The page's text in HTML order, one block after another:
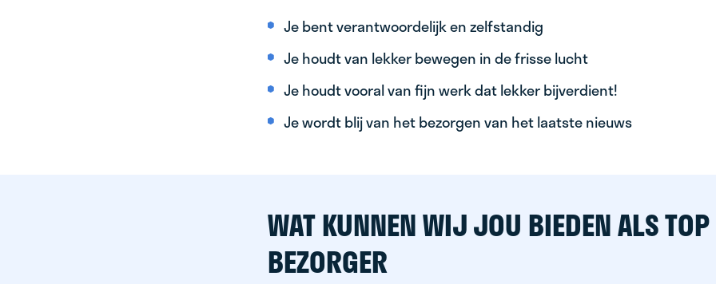
Je bent verantwoordelijk en zelfstandig
Je houdt van lekker bewegen in de frisse lucht
Je houdt vooral van fijn werk dat lekker bijverdient!
Je wordt blij van het bezorgen van het laatste nieuws
WAT KUNNEN WIJ JOU BIEDEN ALS TOP
BEZORGER